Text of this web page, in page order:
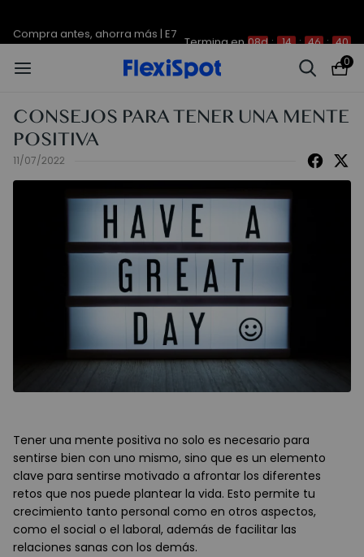
Plus -200 €
0
CONSEJOS PARA TENER UNA MENTE
POSITIVA
11/07/2022
Tener una mente positiva no solo es necesario para
sentirse bien con uno mismo, sino que es un elemento
clave para sentirse motivado a afrontar los diferentes
retos que nos puede plantear la vida. Esto permite tu
crecimiento tanto personal como en otros aspectos,
como el social o el laboral, además de facilitar las
relaciones sanas con los demás.